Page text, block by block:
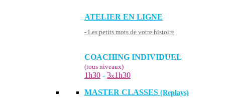
ATELIER EN LIGNE
- Les petits mots de votre histoire
COACHING INDIVIDUEL
(tous niveaux)
1h30 - 3x1h30
MASTER CLASSES (Replays)